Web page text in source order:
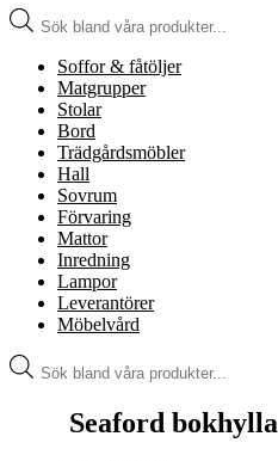
Produktsökning
Soffor & fåtöljer
Matgrupper
Stolar
Bord
Trädgårdsmöbler
Hall
Sovrum
Förvaring
Mattor
Inredning
Lampor
Leverantörer
Möbelvård
Produktsökning
Seaford bokhylla